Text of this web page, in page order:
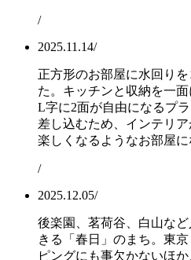
/
2025.11.14/
正方形のお部屋に水回り
た。キッチンと収納を一
L字に2面が自由になるプ
差し込むため、インテリ
楽しくなるようなお部屋に
/
2025.12.05/
後楽園、茗荷谷、白山な
きる「春日」のまち。東
ピングにも事欠かないほ